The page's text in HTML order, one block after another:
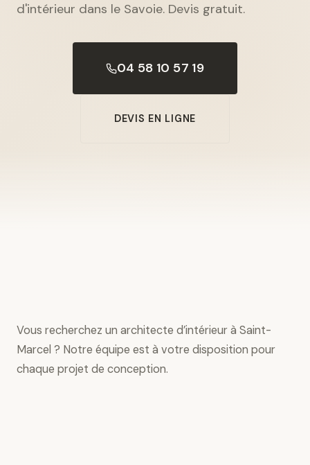
d'intérieur dans le Savoie. Devis gratuit.
04 58 10 57 19
DEVIS EN LIGNE
Vous recherchez un architecte d’intérieur à Saint-
Marcel ? Notre équipe est à votre disposition pour
chaque projet de conception.